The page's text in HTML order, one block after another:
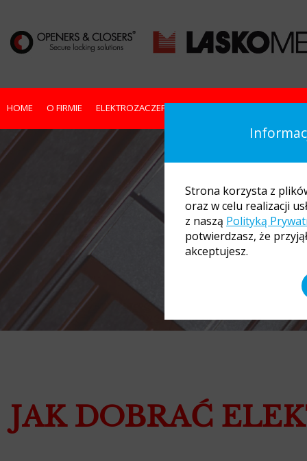
Strona korzysta z
oraz w celu realizacji
z naszą Polityką
potwierdzasz, że
akceptujesz.
HOME O FIRMIE ELEKTROZACZEPY
JAK DOBRAĆ